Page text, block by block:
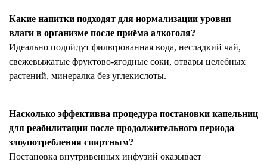
Какие напитки подходят для нормализации уровня
влаги в организме после приёма алкоголя?
Идеально подойдут фильтрованная вода, несладкий чай,
свежевыжатые фруктово-ягодные соки, отвары целебных
растений, минералка без углекислоты.
Насколько эффективна процедура постановки капельниц
для реабилитации после продолжительного периода
злоупотребления спиртным?
Постановка внутривенных инфузий оказывает